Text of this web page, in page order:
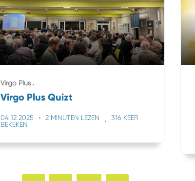
Virgo Plus
Virgo Plus Quizt
04 12 2025 2 MINUTEN LEZEN
316 KEER
BEKEKEN